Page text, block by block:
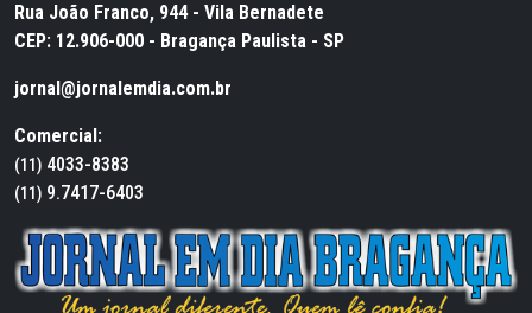
Rua João Franco, 944 - Vila Bernadete
CEP: 12.906-000 - Bragança Paulista - SP
jornal@jornalemdia.com.br
Comercial:
(11) 4033-8383
(11) 9.7417-6403